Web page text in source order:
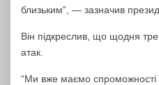
близьким”, — зазначив
Він підкреслив, що щодня
атак.
“Ми вже маємо спроможності